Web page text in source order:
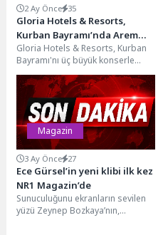
2 Ay Önce 35
Gloria Hotels & Resorts,
Kurban Bayramı’nda Arem
Arman, Alya ve Emre Altuğ’u
Ağırladı
Gloria Hotels & Resorts, Kurban
Bayramı'nı üç büyük konserle
taçlandırdı. 27–29 Mayıs tarihleri
arasında G-Venture...
Magazin
3 Ay Önce 27
Ece Gürsel’in yeni klibi ilk kez
NR1 Magazin’de
Sunuculuğunu ekranların sevilen
yüzü Zeynep Bozkaya’nın,